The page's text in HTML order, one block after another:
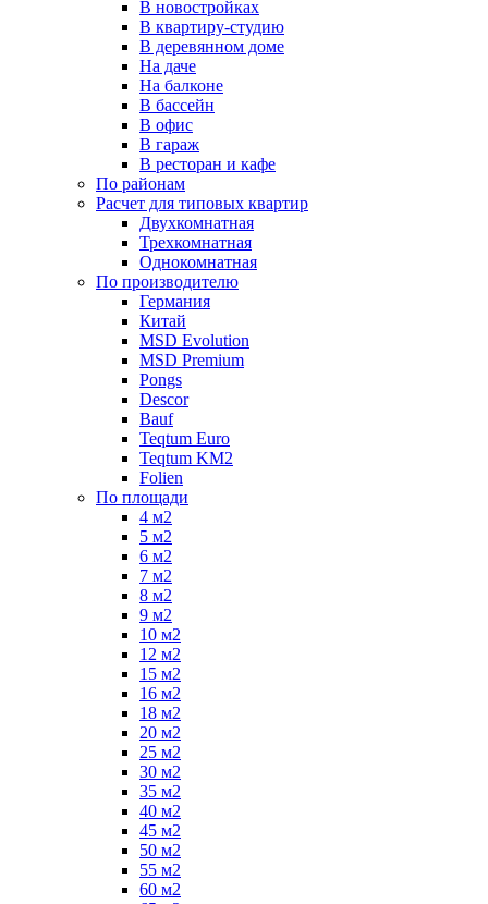
В новостройках
В квартиру-студию
В деревянном доме
На даче
На балконе
В бассейн
В офис
В гараж
В ресторан и кафе
По районам
Расчет для типовых квартир
Двухкомнатная
Трехкомнатная
Однокомнатная
По производителю
Германия
Китай
MSD Evolution
MSD Premium
Pongs
Descor
Bauf
Teqtum Euro
Teqtum KM2
Folien
По площади
4 м2
5 м2
6 м2
7 м2
8 м2
9 м2
10 м2
12 м2
15 м2
16 м2
18 м2
20 м2
25 м2
30 м2
35 м2
40 м2
45 м2
50 м2
55 м2
60 м2